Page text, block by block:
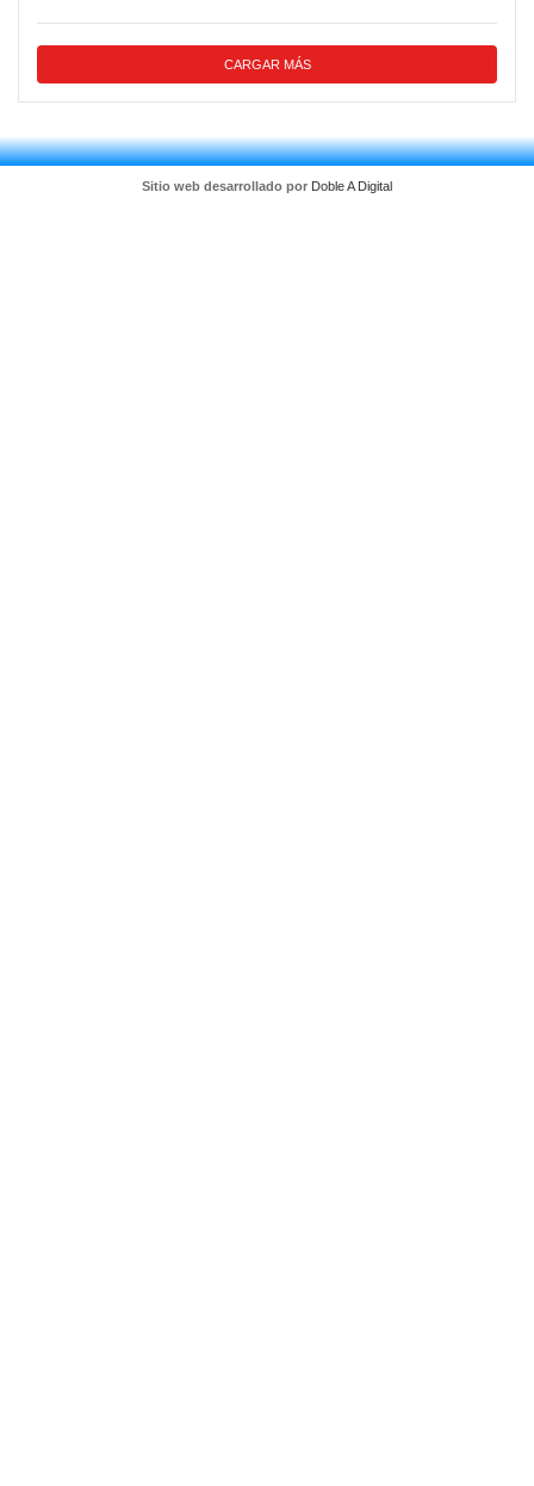
CARGAR MÁS
Sitio web desarrollado por Doble A Digital